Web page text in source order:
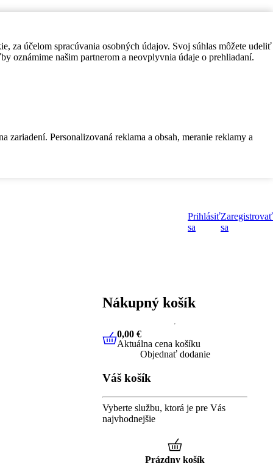
za účelom spracúvania osobných údajov. Svoj súhlas môžete udeliť
oznámime našim partnerom a neovplyvnia údaje o prehliadaní.
Personalizovaná reklama a obsah, meranie reklamy a
Prihlásiť
sa
Zaregistrovať
sa
Nákupný košík
0,00 €Aktuálna cena košíku
0,00 €
Aktuálna cena košíku
Objednať dodanie
Váš košík
Vyberte službu, ktorá je pre Vás
najvhodnejšie
Prázdny košík